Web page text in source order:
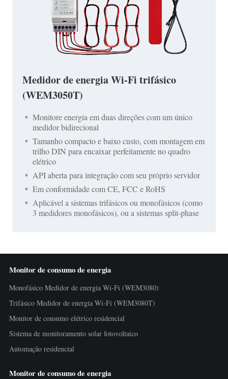
Medidor de energia Wi-Fi trifásico
(WEM3050T)
Monitore energia em duas direções com um único
medidor bidirecional
Tamanho compacto e baixo custo, com montagem em
trilho DIN para encaixar perfeitamente no quadro
elétrico
API aberta para integração com seu próprio servidor
Em conformidade com CE, FCC e RoHS
Aplicável a sistemas trifásicos ou monofásicos (como
3 medidores monofásicos), ou a sistemas split-phase
Monitor de consumo de energia
Monofásico Medidor de energia Wi-Fi (WEM3080)
Trifásico Medidor de energia Wi-Fi (WEM3080T)
Monitor de consumo elétrico residencial
Sistema de monitoramento solar fotovoltaico
Automação residencial
Monitor de consumo de energia